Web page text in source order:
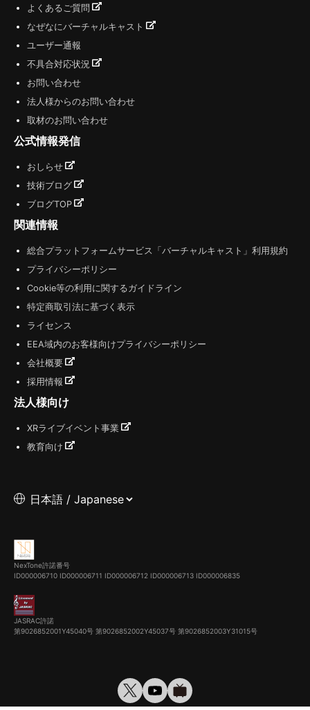
よくあるご質問
なぜなにバーチャルキャスト
ユーザー通報
不具合対応状況
お問い合わせ
法人様からのお問い合わせ
取材のお問い合わせ
公式情報発信
おしらせ
技術ブログ
ブログTOP
関連情報
総合プラットフォームサービス「バーチャルキャスト」利用規約
プライバシーポリシー
Cookie等の利用に関するガイドライン
特定商取引法に基づく表示
ライセンス
EEA域内のお客様向けプライバシーポリシー
会社概要
採用情報
法人様向け
XRライブイベント事業
教育向け
NexTone許諾番号
ID000006710 ID000006711 ID000006712 ID000006713 ID000006835
JASRAC許諾
第9026852001Y45040号 第9026852002Y45037号 第9026852003Y31015号